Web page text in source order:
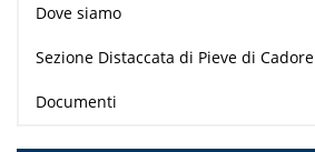
Dove siamo
Sezione Distaccata di Pieve di Cadore
Documenti